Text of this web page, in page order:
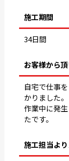
施工期間
34日間
お客様から
自宅で仕事
かりました。
作業中に発
たです。
施工担当よ